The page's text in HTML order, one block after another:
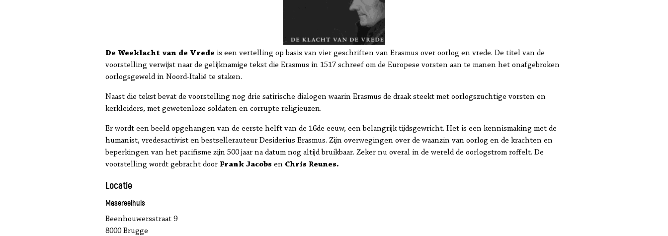
De Weeklacht van de Vrede is een vertelling op basis van vier geschriften van Erasmus over oorlog en vrede. De titel van de
voorstelling verwijst naar de gelijknamige tekst die Erasmus in 1517 schreef om de Europese vorsten aan te manen het onafgebroken
oorlogsgeweld in Noord-Italië te staken.
Naast die tekst bevat de voorstelling nog drie satirische dialogen waarin Erasmus de draak steekt met oorlogszuchtige vorsten en
kerkleiders, met gewetenloze soldaten en corrupte religieuzen.
Er wordt een beeld opgehangen van de eerste helft van de 16de eeuw, een belangrijk tijdsgewricht. Het is een kennismaking met de
humanist, vredesactivist en bestsellerauteur Desiderius Erasmus. Zijn overwegingen over de waanzin van oorlog en de krachten en
beperkingen van het pacifisme zijn 500 jaar na datum nog altijd bruikbaar. Zeker nu overal in de wereld de oorlogstrom roffelt. De
voorstelling wordt gebracht door Frank Jacobs en Chris Reunes.
Locatie
Masereelhuis
Beenhouwersstraat 9
8000 Brugge